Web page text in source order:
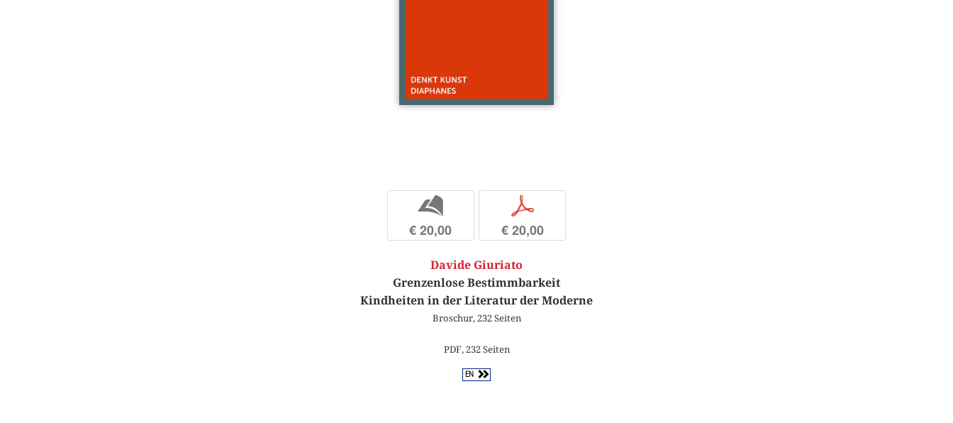
b
€ 20,00
p
€ 20,00
Davide Giuriato
Grenzenlose Bestimmbarkeit
Kindheiten in der Literatur der Moderne
Broschur, 232 Seiten
PDF, 232 Seiten
EN